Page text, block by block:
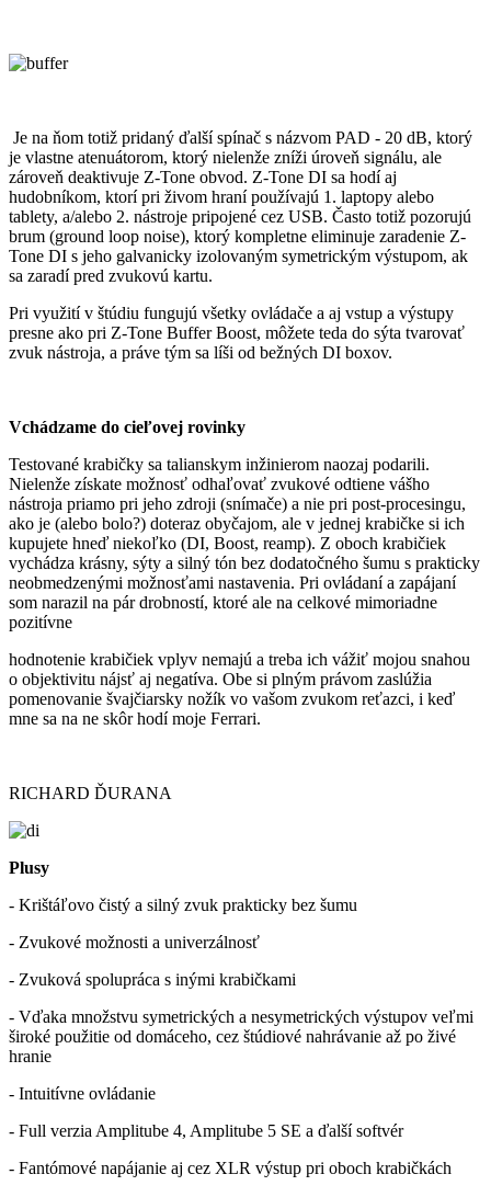
Je na ňom totiž pridaný ďalší spínač s názvom PAD - 20 dB, ktorý
je vlastne atenuátorom, ktorý nielenže zníži úroveň signálu, ale
zároveň deaktivuje Z-Tone obvod. Z-Tone DI sa hodí aj
hudobníkom, ktorí pri živom hraní používajú 1. laptopy alebo
tablety, a/alebo 2. nástroje pripojené cez USB. Často totiž pozorujú
brum (ground loop noise), ktorý kompletne eliminuje zaradenie Z-
Tone DI s jeho galvanicky izolovaným symetrickým výstupom, ak
sa zaradí pred zvukovú kartu.
Pri využití v štúdiu fungujú všetky ovládače a aj vstup a výstupy
presne ako pri Z-Tone Buffer Boost, môžete teda do sýta tvarovať
zvuk nástroja, a práve tým sa líši od bežných DI boxov.
Vchádzame do cieľovej rovinky
Testované krabičky sa talianskym inžinierom naozaj podarili.
Nielenže získate možnosť odhaľovať zvukové odtiene vášho
nástroja priamo pri jeho zdroji (snímače) a nie pri post-procesingu,
ako je (alebo bolo?) doteraz obyčajom, ale v jednej krabičke si ich
kupujete hneď niekoľko (DI, Boost, reamp). Z oboch krabičiek
vychádza krásny, sýty a silný tón bez dodatočného šumu s prakticky
neobmedzenými možnosťami nastavenia. Pri ovládaní a zapájaní
som narazil na pár drobností, ktoré ale na celkové mimoriadne
pozitívne
hodnotenie krabičiek vplyv nemajú a treba ich vážiť mojou snahou
o objektivitu nájsť aj negatíva. Obe si plným právom zaslúžia
pomenovanie švajčiarsky nožík vo vašom zvukom reťazci, i keď
mne sa na ne skôr hodí moje Ferrari.
RICHARD ĎURANA
Plusy
- Krištáľovo čistý a silný zvuk prakticky bez šumu
- Zvukové možnosti a univerzálnosť
- Zvuková spolupráca s inými krabičkami
- Vďaka množstvu symetrických a nesymetrických výstupov veľmi
široké použitie od domáceho, cez štúdiové nahrávanie až po živé
hranie
- Intuitívne ovládanie
- Full verzia Amplitube 4, Amplitube 5 SE a ďalší softvér
- Fantómové napájanie aj cez XLR výstup pri oboch krabičkách